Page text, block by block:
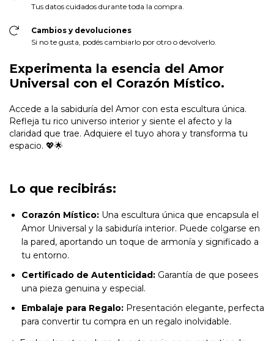
Tus datos cuidados durante toda la compra.
Cambios y devoluciones
Si no te gusta, podés cambiarlo por otro o devolverlo.
Experimenta la esencia del Amor
Universal con el Corazón Místico.
Accede a la sabiduría del Amor con esta escultura única.
Refleja tu rico universo interior y siente el afecto y la
claridad que trae. Adquiere el tuyo ahora y transforma tu
espacio. 💖🌟
Lo que recibirás:
Corazón Místico: Una escultura única que encapsula el
Amor Universal y la sabiduría interior. Puede colgarse en
la pared, aportando un toque de armonía y significado a
tu entorno.
Certificado de Autenticidad: Garantía de que posees
una pieza genuina y especial.
Embalaje para Regalo: Presentación elegante, perfecta
para convertir tu compra en un regalo inolvidable.